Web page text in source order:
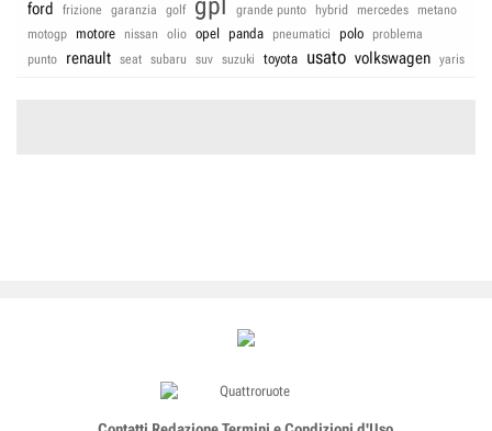
ford frizione garanzia golf gpl grande punto hybrid mercedes
metano
motogp
motore nissan olio opel panda pneumatici polo
problema
punto
renault seat subaru suv suzuki toyota usato volkswagen yaris